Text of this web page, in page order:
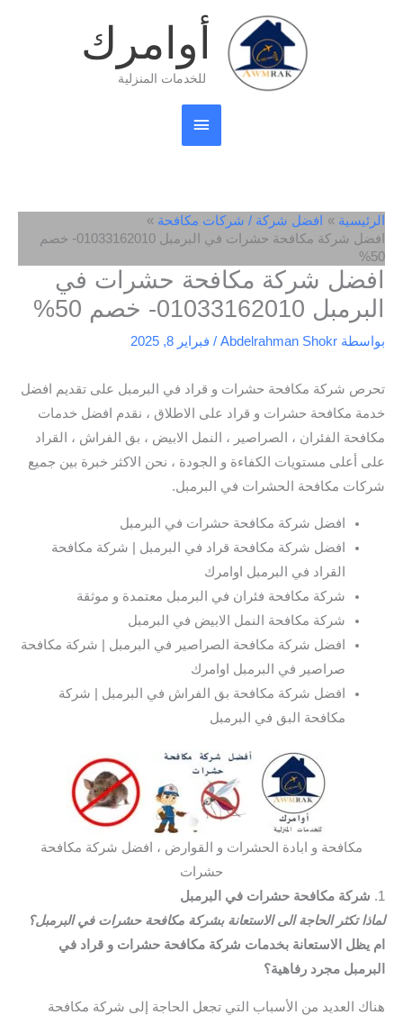
أوامرك
للخدمات المنزلية
القائمة
الرئيسية
الرئيسية
افضل شركة / شركات مكافحة
افضل شركة مكافحة حشرات في البرمبل 01033162010- خصم
50%
افضل شركة مكافحة حشرات في
البرمبل 01033162010- خصم 50%
بواسطة Abdelrahman Shokr
/ فبراير 8, 2025
تحرص شركة مكافحة حشرات و قراد في البرمبل على تقديم افضل
خدمة مكافحة حشرات و قراد على الاطلاق ، نقدم افضل خدمات
مكافحة الفئران ، الصراصير ، النمل الابيض ، بق الفراش ، القراد
على أعلى مستويات الكفاءة و الجودة ، نحن الاكثر خبرة بين جميع
شركات مكافحة الحشرات في البرمبل.
افضل شركة مكافحة حشرات في البرمبل
افضل شركة مكافحة قراد في البرمبل | شركة مكافحة
القراد في البرمبل اوامرك
شركة مكافحة فئران في البرمبل معتمدة و موثقة
شركة مكافحة النمل الابيض في البرمبل
افضل شركة مكافحة الصراصير في البرمبل | شركة مكافحة
صراصير في البرمبل اوامرك
افضل شركة مكافحة بق الفراش في البرمبل | شركة
مكافحة البق في البرمبل
مكافحة و ابادة الحشرات و القوارض ، افضل شركة مكافحة
حشرات
1.
شركة مكافحة حشرات في البرمبل
لماذا تكثر الحاجة الى الاستعانة بشركة مكافحة حشرات في البرمبل؟
ام يظل الاستعانة بخدمات شركة مكافحة حشرات و قراد في
البرمبل مجرد رفاهية؟
هناك العديد من الأسباب التي تجعل الحاجة إلى شركة مكافحة